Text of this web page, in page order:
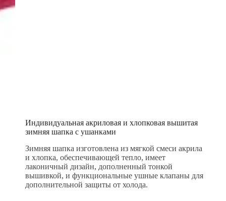
Индивидуальная акриловая и хлопковая вышитая
зимняя шапка с ушанками
Зимняя шапка изготовлена из мягкой смеси акрила
и хлопка, обеспечивающей тепло, имеет
лаконичный дизайн, дополненный тонкой
вышивкой, и функциональные ушные клапаны для
дополнительной защиты от холода.